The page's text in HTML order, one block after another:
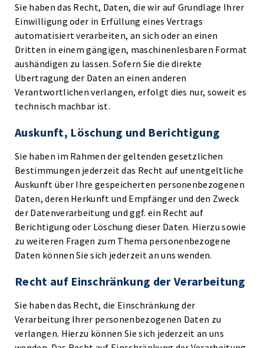
Sie haben das Recht, Daten, die wir auf Grundlage Ihrer
Einwilligung oder in Erfüllung eines Vertrags
automatisiert verarbeiten, an sich oder an einen
Dritten in einem gängigen, maschinenlesbaren Format
aushändigen zu lassen. Sofern Sie die direkte
Übertragung der Daten an einen anderen
Verantwortlichen verlangen, erfolgt dies nur, soweit es
technisch machbar ist.
Auskunft, Löschung und Berichtigung
Sie haben im Rahmen der geltenden gesetzlichen
Bestimmungen jederzeit das Recht auf unentgeltliche
Auskunft über Ihre gespeicherten personenbezogenen
Daten, deren Herkunft und Empfänger und den Zweck
der Datenverarbeitung und ggf. ein Recht auf
Berichtigung oder Löschung dieser Daten. Hierzu sowie
zu weiteren Fragen zum Thema personenbezogene
Daten können Sie sich jederzeit an uns wenden.
Recht auf Einschränkung der Verarbeitung
Sie haben das Recht, die Einschränkung der
Verarbeitung Ihrer personenbezogenen Daten zu
verlangen. Hierzu können Sie sich jederzeit an uns